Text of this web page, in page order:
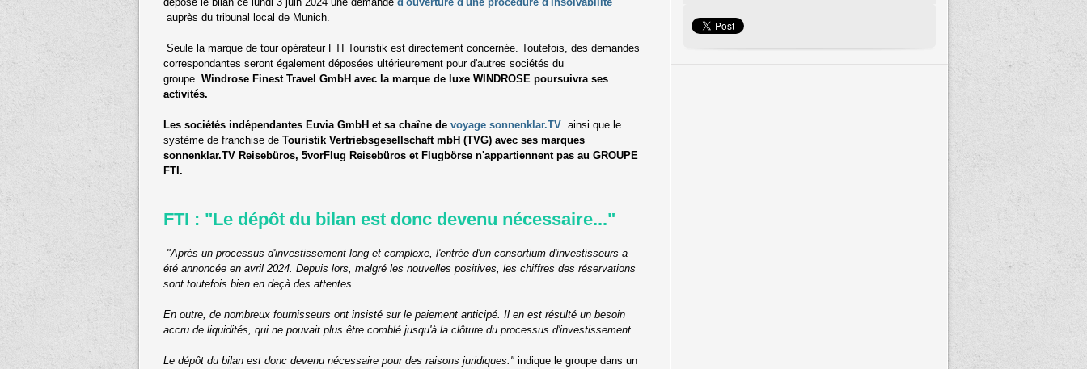
auprès du tribunal local de Munich.
Seule la marque de tour opérateur FTI Touristik est directement concernée. Toutefois, des demandes
correspondantes seront également déposées ultérieurement pour d'autres sociétés du
groupe. Windrose Finest Travel GmbH avec la marque de luxe WINDROSE poursuivra ses
activités.
Les sociétés indépendantes Euvia GmbH et sa chaîne de voyage sonnenklar.TV ainsi que le
système de franchise de Touristik Vertriebsgesellschaft mbH (TVG) avec ses marques
sonnenklar.TV Reisebüros, 5vorFlug Reisebüros et Flugbörse n'appartiennent pas au GROUPE
FTI.
FTI : "Le dépôt du bilan est donc devenu nécessaire..."
"Après un processus d'investissement long et complexe, l'entrée d'un consortium d'investisseurs a
été annoncée en avril 2024. Depuis lors, malgré les nouvelles positives, les chiffres des réservations
sont toutefois bien en deçà des attentes.
En outre, de nombreux fournisseurs ont insisté sur le paiement anticipé. Il en est résulté un besoin
accru de liquidités, qui ne pouvait plus être comblé jusqu'à la clôture du processus d'investissement.
Le dépôt du bilan est donc devenu nécessaire pour des raisons juridiques." indique le groupe dans un